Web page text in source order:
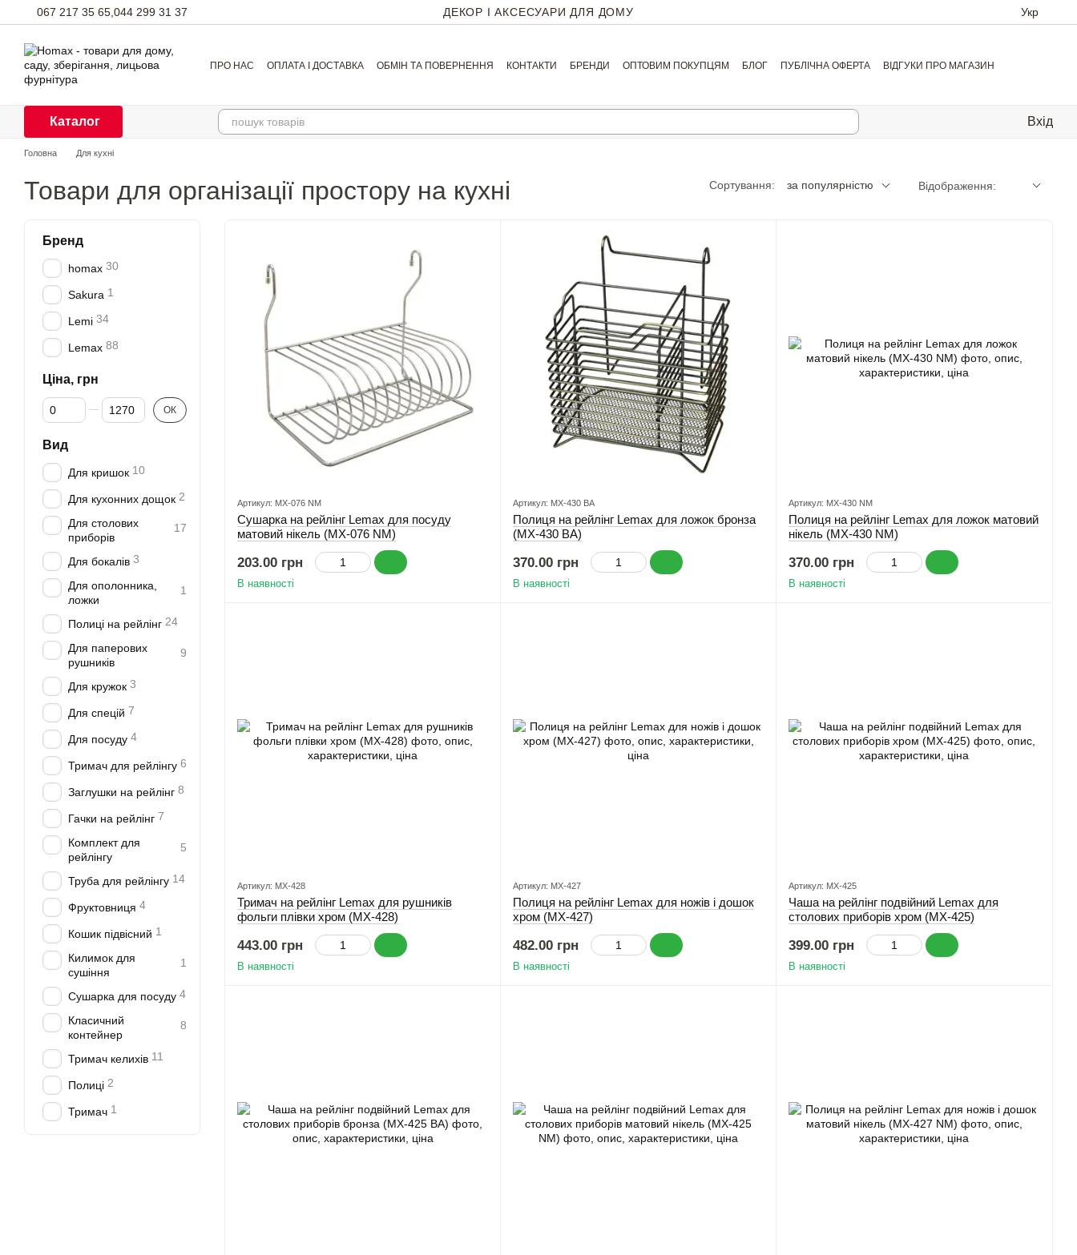
Перейти до основного контенту
067 217 35 65, 044 299 31 37 ДЕКОР І АКСЕСУАРИ ДЛЯ ДОМУ Укр
ПРО НАС ОПЛАТА І ДОСТАВКА ОБМІН ТА ПОВЕРНЕННЯ КОНТАКТИ БРЕНДИ ОПТОВИМ ПОКУПЦЯМ БЛОГ ПУБЛІЧНА ОФЕРТА ВІДГУКИ ПРО МАГАЗИН
Каталог Вхід
Головна Для кухні
Товари для організації простору на кухні Сортування: за популярністю Відображення:
Артикул: MX-076 NM
Сушарка на рейлінг Lemax для посуду
матовий нікель (MX-076 NM)
203.00 грн
В наявності
Артикул: MX-430 BA
Полиця на рейлінг Lemax для ложок бронза
(MX-430 BA)
370.00 грн
В наявності
Артикул: MX-430 NM
Полиця на рейлінг Lemax для ложок матовий
нікель (MX-430 NM)
370.00 грн
В наявності
Артикул: MX-428
Тримач на рейлінг Lemax для рушників
фольги плівки хром (MX-428)
443.00 грн
В наявності
Артикул: MX-427
Полиця на рейлінг Lemax для ножів і дошок
хром (MX-427)
482.00 грн
В наявності
Артикул: MX-425
Чаша на рейлінг подвійний Lemax для
столових приборів хром (MX-425)
399.00 грн
В наявності
Бренд
homax 30
Sakura 1
Lemi 34
Lemax 88
Ціна, грн
Від Ціна, грн
До Ціна, грн ОК
Вид
Для кришок 10
Для кухонних дощок 2
Для столових
приборів
17
Для бокалів 3
Для ополонника,
ложки
1
Полиці на рейлінг 24
Для паперових
рушників
9
Для кружок 3
Для спецій 7
Для посуду 4
Тримач для рейлінгу 6
Заглушки на рейлінг 8
Гачки на рейлінг 7
Комплект для
рейлінгу
5
Труба для рейлінгу 14
Фруктовниця 4
Кошик підвісний 1
Килимок для
сушіння
1
Сушарка для посуду 4
Класичний
контейнер
8
Тримач келихів 11
Полиці 2
Тримач 1